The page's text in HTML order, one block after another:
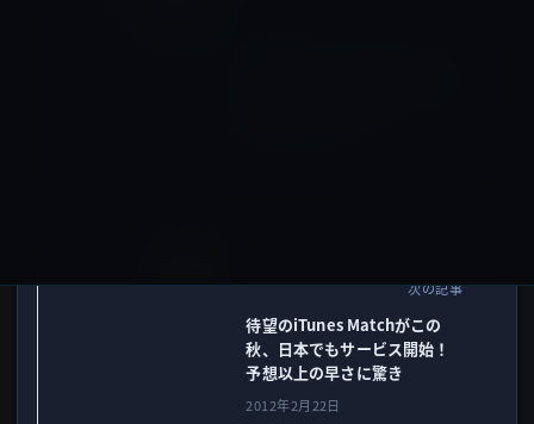
次の記事
待望のiTunes Matchがこの
秋、日本でもサービス開始！
予想以上の早さに驚き
2012年2月22日